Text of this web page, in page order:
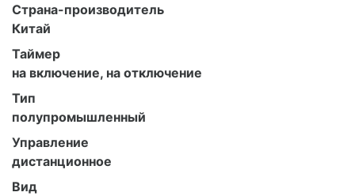
Страна-производитель
Китай
Таймер
на включение, на отключение
Тип
полупромышленный
Управление
дистанционное
Вид